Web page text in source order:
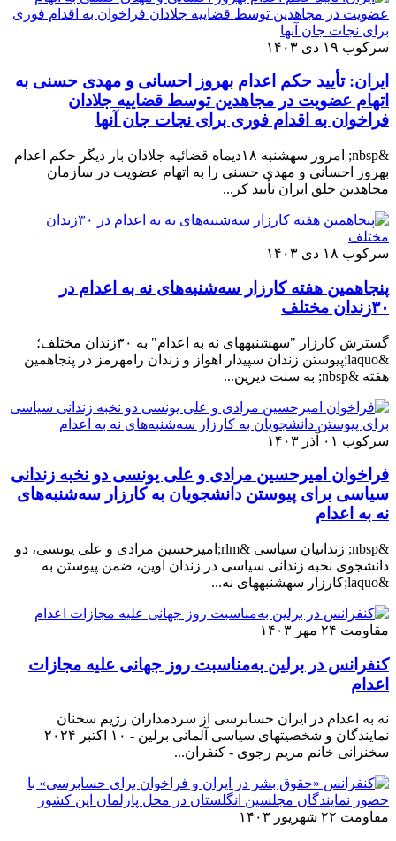
سرکوب ۱۹ دی ۱۴۰۳
ایران: تأیید حکم اعدام بهروز احسانی و مهدی حسنی به
اتهام عضویت در مجاهدین توسط قضاییه جلادان
فراخوان به اقدام فوری برای نجات جان آنها
&nbsp; امروز سهشنبه ۱۸دیماه قضائیه جلادان بار دیگر حکم اعدام
بهروز احسانی و مهدی حسنی را به اتهام عضویت در سازمان
مجاهدین خلق ایران تأیید کر...
سرکوب ۱۸ دی ۱۴۰۳
پنجاهمین هفته کارزار سه‌شنبه‌های نه به اعدام در
۳۰زندان مختلف
گسترش کارزار "سهشنبههای نه به اعدام" به ۳۰زندان مختلف؛
&laquo;پیوستن زندان سپیدار اهواز و زندان رامهرمز در پنجاهمین
هفته &nbsp; به سنت دیرین...
سرکوب ۰۱ آذر ۱۴۰۳
فراخوان ‏امیرحسین مرادی و علی یونسی دو نخبه زندانی
سیاسی برای پیوستن دانشجویان به کارزار سه‌شنبه‌های
نه به اعدام
&nbsp; زندانیان سیاسی &rlm;امیرحسین مرادی و علی یونسی، دو
دانشجوی نخبه زندانی سیاسی در زندان اوین، ضمن پیوستن به
&laquo;کارزار سهشنبههای نه...
مقاومت ۲۴ مهر ۱۴۰۳
کنفرانس در برلین به‌مناسبت روز جهانی علیه مجازات
اعدام
نه به اعدام در ایران حسابرسی از سردمداران رژیم سخنان
نمایندگان و شخصیتهای سیاسی آلمانی برلین - ۱۰ اکتبر ۲۰۲۴
سخنرانی خانم مریم رجوی - کنفران...
مقاومت ۲۲ شهریور ۱۴۰۳